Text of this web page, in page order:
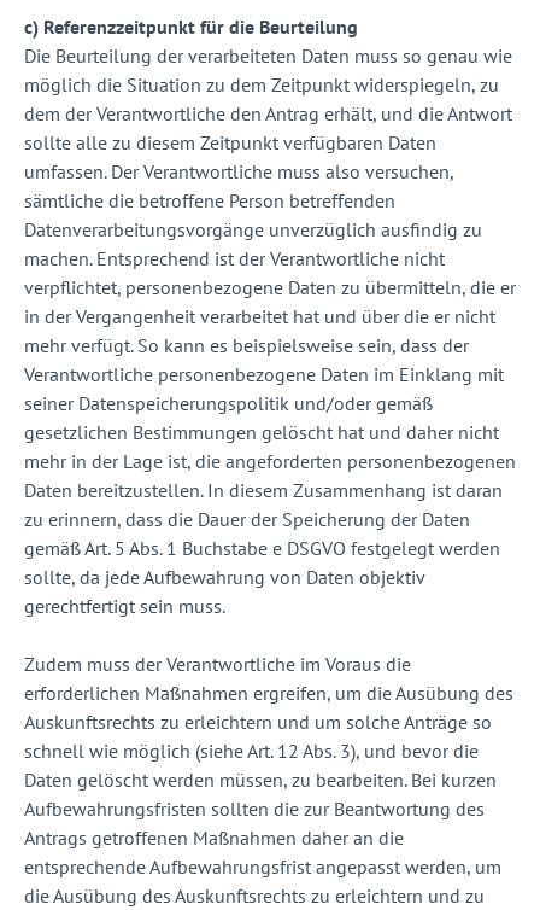
c) Referenzzeitpunkt für die Beurteilung
Die Beurteilung der verarbeiteten Daten muss so genau wie
möglich die Situation zu dem Zeitpunkt widerspiegeln, zu
dem der Verantwortliche den Antrag erhält, und die Antwort
sollte alle zu diesem Zeitpunkt verfügbaren Daten
umfassen. Der Verantwortliche muss also versuchen,
sämtliche die betroffene Person betreffenden
Datenverarbeitungsvorgänge unverzüglich ausfindig zu
machen. Entsprechend ist der Verantwortliche nicht
verpflichtet, personenbezogene Daten zu übermitteln, die er
in der Vergangenheit verarbeitet hat und über die er nicht
mehr verfügt. So kann es beispielsweise sein, dass der
Verantwortliche personenbezogene Daten im Einklang mit
seiner Datenspeicherungspolitik und/oder gemäß
gesetzlichen Bestimmungen gelöscht hat und daher nicht
mehr in der Lage ist, die angeforderten personenbezogenen
Daten bereitzustellen. In diesem Zusammenhang ist daran
zu erinnern, dass die Dauer der Speicherung der Daten
gemäß Art. 5 Abs. 1 Buchstabe e DSGVO festgelegt werden
sollte, da jede Aufbewahrung von Daten objektiv
gerechtfertigt sein muss.
Zudem muss der Verantwortliche im Voraus die
erforderlichen Maßnahmen ergreifen, um die Ausübung des
Auskunftsrechts zu erleichtern und um solche Anträge so
schnell wie möglich (siehe Art. 12 Abs. 3), und bevor die
Daten gelöscht werden müssen, zu bearbeiten. Bei kurzen
Aufbewahrungsfristen sollten die zur Beantwortung des
Antrags getroffenen Maßnahmen daher an die
entsprechende Aufbewahrungsfrist angepasst werden, um
die Ausübung des Auskunftsrechts zu erleichtern und zu